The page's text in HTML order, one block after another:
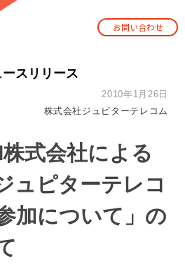
お問い合わせ
ースリリース
2010年1月26日
株式会社ジュピターテレコム
式会社による
ュピターテレコ
加について」の